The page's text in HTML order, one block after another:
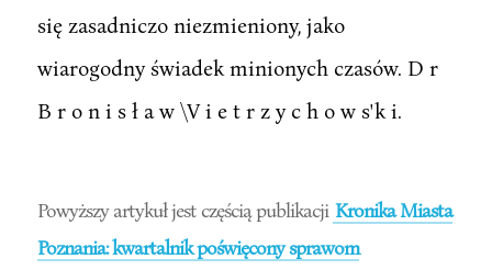
się zasadniczo niezmieniony, jako
wiarogodny świadek minionych czasów. D r
B r o n i s ł a w \V i e t r z y c h o w s'k i.
Powyższy artykuł jest częścią publikacji Kronika Miasta
Poznania: kwartalnik poświęcony sprawom